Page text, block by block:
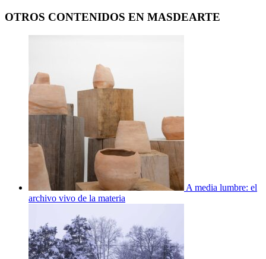
OTROS CONTENIDOS EN MASDEARTE
A media lumbre: el
archivo vivo de la materia